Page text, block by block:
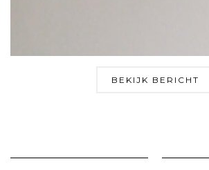
BEKIJK BERICHT